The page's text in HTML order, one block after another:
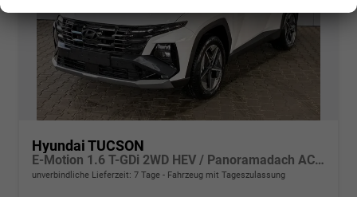
Hyundai TUCSON
E-Motion 1.6 T-GDi 2WD HEV / Panoramadach ACC LED Sitz + Lenkradheizung Navi PDC V&H Kamera Alu 18"
unverbindliche Lieferzeit: 7 Tage Fahrzeug mit Tageszulassung